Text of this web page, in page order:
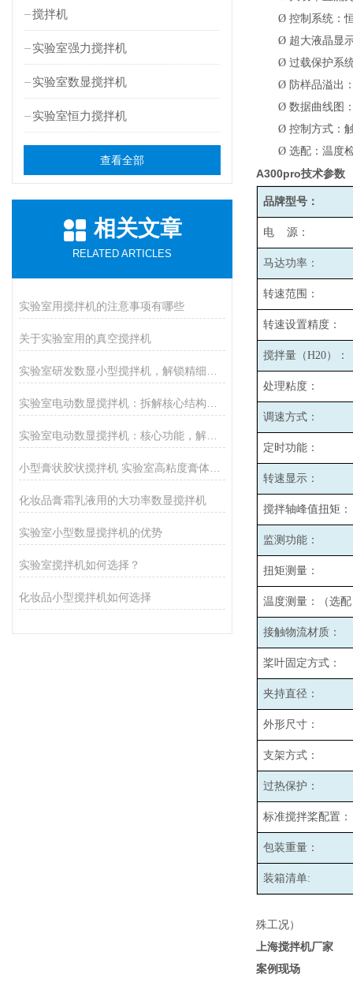
搅拌机
实验室强力搅拌机
实验室数显搅拌机
实验室恒力搅拌机
查看全部
相关文章
RELATED ARTICLES
实验室用搅拌机的注意事项有哪些
关于实验室用的真空搅拌机
化妆品膏霜乳液用的大功率数显搅拌机
实验室小型数显搅拌机的优势
实验室搅拌机如何选择？
化妆品小型搅拌机如何选择
Ø 控制系统：
Ø 超大液晶显
Ø 过载保护系
Ø 防样品溢出
Ø 数据曲线图
Ø 控制方式：
Ø 选配：温度
A300pro技术参数
品牌型号：
电 源：
马达功率：
转速范围：
转速设置精度：
搅拌量（H20）：
处理粘度：
调速方式：
定时功能：
转速显示：
搅拌轴峰值扭矩：
监测功能：
扭矩测量：
温度测量：（选
接触物流材质：
桨叶固定方式：
夹持直径：
外形尺寸：
支架方式：
过热保护：
标准搅拌桨配置：
包装重量：
装箱清单:
殊工况）
上海搅拌机厂家
案例现场